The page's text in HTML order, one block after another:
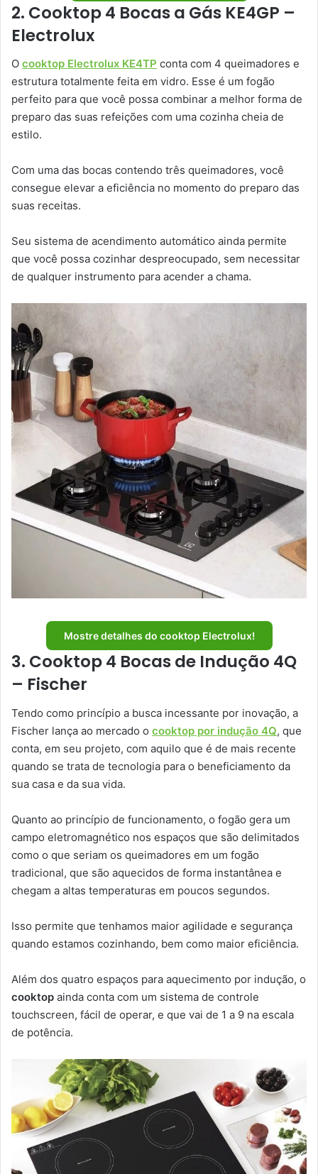
2. Cooktop 4 Bocas a Gás KE4GP –
Electrolux
O cooktop Electrolux KE4TP conta com 4 queimadores e
estrutura totalmente feita em vidro. Esse é um fogão
perfeito para que você possa combinar a melhor forma de
preparo das suas refeições com uma cozinha cheia de
estilo.
Com uma das bocas contendo três queimadores, você
consegue elevar a eficiência no momento do preparo das
suas receitas.
Seu sistema de acendimento automático ainda permite
que você possa cozinhar despreocupado, sem necessitar
de qualquer instrumento para acender a chama.
Mostre detalhes do cooktop Electrolux!
3. Cooktop 4 Bocas de Indução 4Q
– Fischer
Tendo como princípio a busca incessante por inovação, a
Fischer lança ao mercado o cooktop por indução 4Q, que
conta, em seu projeto, com aquilo que é de mais recente
quando se trata de tecnologia para o beneficiamento da
sua casa e da sua vida.
Quanto ao princípio de funcionamento, o fogão gera um
campo eletromagnético nos espaços que são delimitados
como o que seriam os queimadores em um fogão
tradicional, que são aquecidos de forma instantânea e
chegam a altas temperaturas em poucos segundos.
Isso permite que tenhamos maior agilidade e segurança
quando estamos cozinhando, bem como maior eficiência.
Além dos quatro espaços para aquecimento por indução, o
cooktop ainda conta com um sistema de controle
touchscreen, fácil de operar, e que vai de 1 a 9 na escala
de potência.